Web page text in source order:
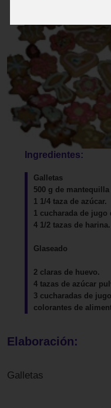
Ingredientes:
Galletas
500 g de
1 1/4 taza de azúcar.
1 cucharada de jugo
4 1/2 tazas de harina.
Glaseado
2 claras de huevo.
4 tazas de azúcar
3 cucharadas de
colorantes de
Elaboración:
Galletas